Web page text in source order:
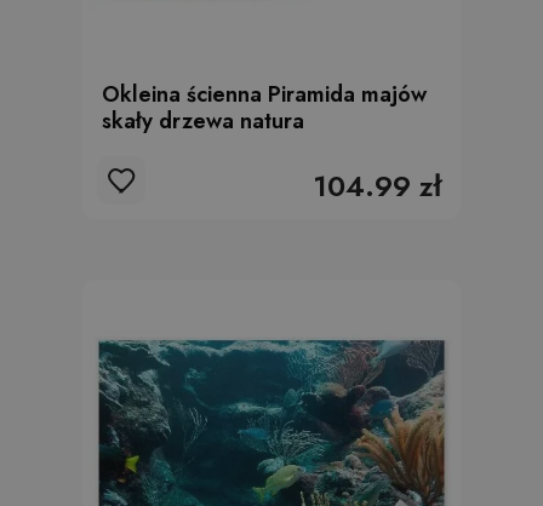
Okleina ścienna Piramida majów
skały drzewa natura
104.99 zł